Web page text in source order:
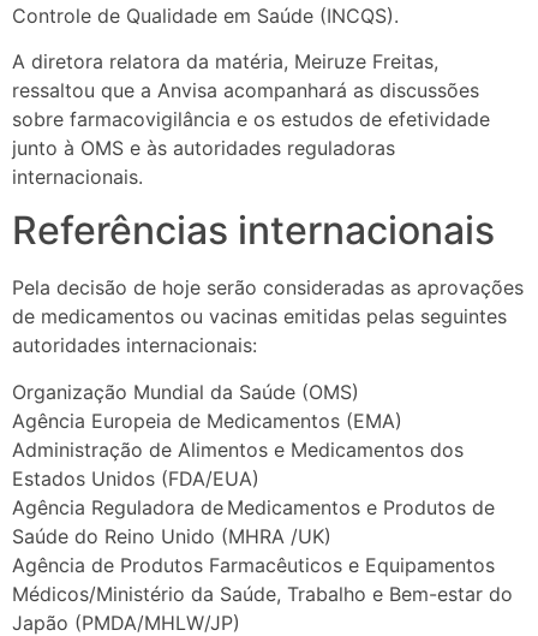
Controle de Qualidade em Saúde (INCQS).
A diretora relatora da matéria, Meiruze Freitas,
ressaltou que a Anvisa acompanhará as discussões
sobre farmacovigilância e os estudos de efetividade
junto à OMS e às autoridades reguladoras
internacionais.
Referências internacionais
Pela decisão de hoje serão consideradas as aprovações
de medicamentos ou vacinas emitidas pelas seguintes
autoridades internacionais:
Organização Mundial da Saúde (OMS)
Agência Europeia de Medicamentos (EMA)
Administração de Alimentos e Medicamentos dos
Estados Unidos (FDA/EUA)
Agência Reguladora de Medicamentos e Produtos de
Saúde do Reino Unido (MHRA /UK)
Agência de Produtos Farmacêuticos e Equipamentos
Médicos/Ministério da Saúde, Trabalho e Bem-estar do
Japão (PMDA/MHLW/JP)